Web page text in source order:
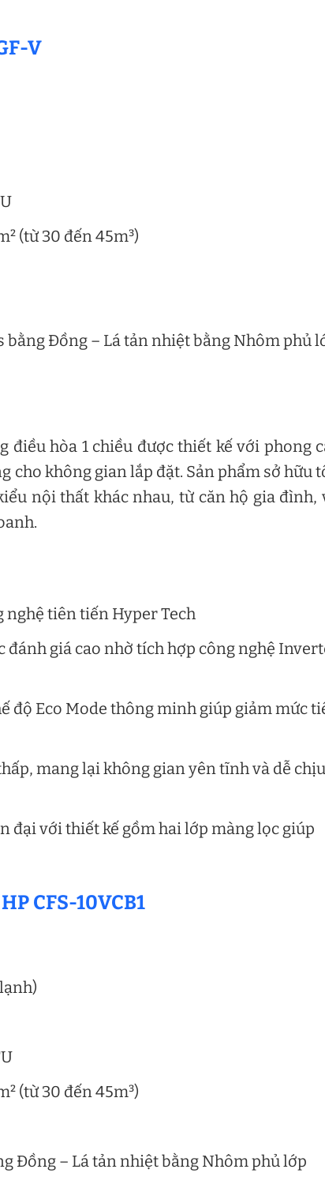
V
(từ 30 đến 45m³)
bằng Đồng – Lá tản nhiệt bằng Nhôm phủ
điều hòa 1 chiều được thiết kế với phong
cho không gian lắp đặt. Sản phẩm sở hữu
nội thất khác nhau, từ căn hộ gia đình,
tiên tiến Hyper Tech
đánh giá cao nhờ tích hợp công nghệ
độ Eco Mode thông minh giúp giảm mức
mang lại không gian yên tĩnh và dễ chịu
đại với thiết kế gồm hai lớp màng lọc giúp
CFS-10VCB1
(từ 30 đến 45m³)
Đồng – Lá tản nhiệt bằng Nhôm phủ lớp